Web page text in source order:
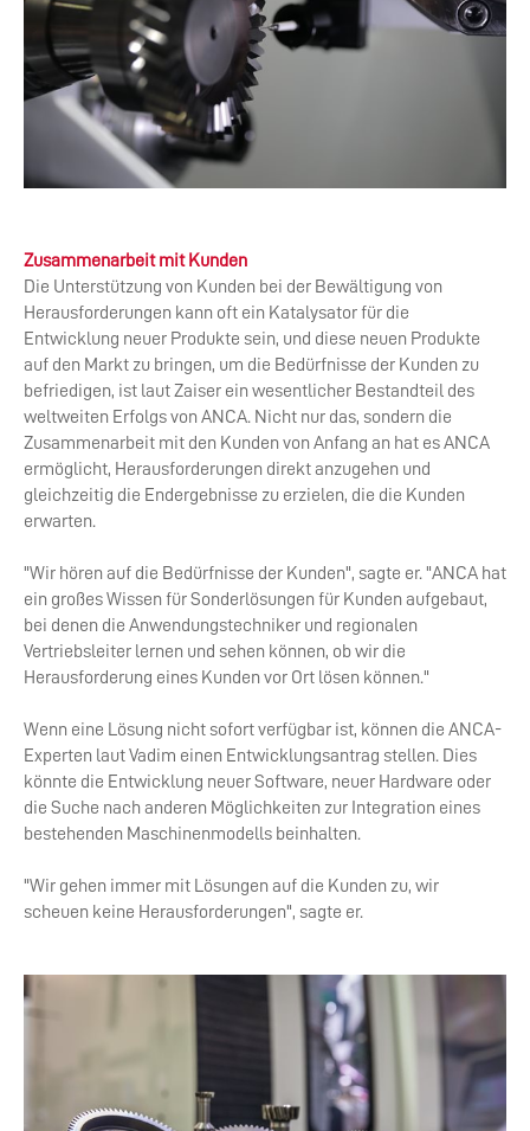
Zusammenarbeit mit Kunden
Die Unterstützung von Kunden bei der Bewältigung von
Herausforderungen kann oft ein Katalysator für die
Entwicklung neuer Produkte sein, und diese neuen Produkte
auf den Markt zu bringen, um die Bedürfnisse der Kunden zu
befriedigen, ist laut Zaiser ein wesentlicher Bestandteil des
weltweiten Erfolgs von ANCA. Nicht nur das, sondern die
Zusammenarbeit mit den Kunden von Anfang an hat es ANCA
ermöglicht, Herausforderungen direkt anzugehen und
gleichzeitig die Endergebnisse zu erzielen, die die Kunden
erwarten.
"Wir hören auf die Bedürfnisse der Kunden", sagte er. "ANCA hat
ein großes Wissen für Sonderlösungen für Kunden aufgebaut,
bei denen die Anwendungstechniker und regionalen
Vertriebsleiter lernen und sehen können, ob wir die
Herausforderung eines Kunden vor Ort lösen können."
Wenn eine Lösung nicht sofort verfügbar ist, können die ANCA-
Experten laut Vadim einen Entwicklungsantrag stellen. Dies
könnte die Entwicklung neuer Software, neuer Hardware oder
die Suche nach anderen Möglichkeiten zur Integration eines
bestehenden Maschinenmodells beinhalten.
"Wir gehen immer mit Lösungen auf die Kunden zu, wir
scheuen keine Herausforderungen", sagte er.